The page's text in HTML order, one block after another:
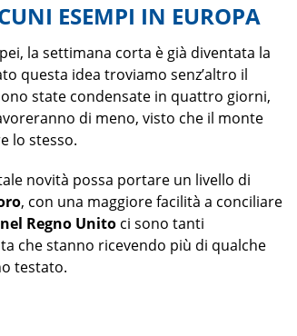
ESEMPI IN EUROPA
la settimana corta è già diventata la
questa idea troviamo senz’altro il
state condensate in quattro giorni,
di meno, visto che il monte
lo stesso.
novità possa portare un livello di
, con una maggiore facilità a conciliare
Regno Unito ci sono tanti
che stanno ricevendo più di qualche
testato.